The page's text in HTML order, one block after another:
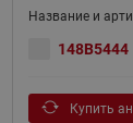
148B5444
Купить